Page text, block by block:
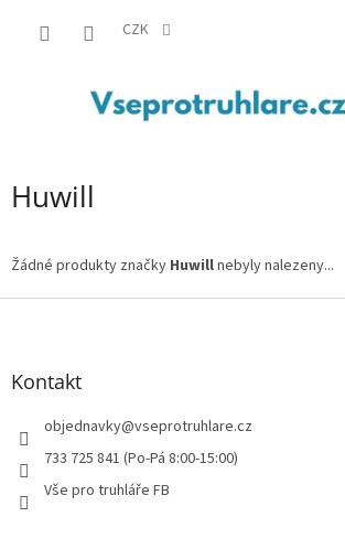
CZK
Huwill
Žádné produkty značky Huwillnebyly nalezeny...
Z
Kontakt
objednavky@vseprotruhlare.cz
733 725 841 (Po-Pá 8:00-15:00)
Vše pro truhláře FB